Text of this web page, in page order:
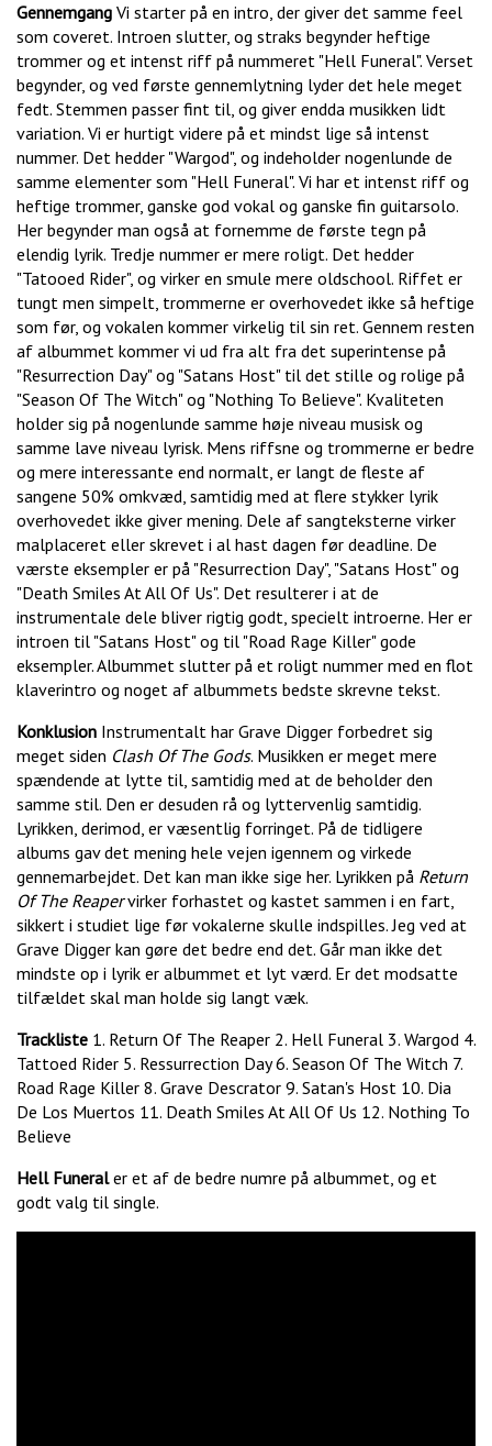
Gennemgang Vi starter på en intro, der giver det samme feel
som coveret. Introen slutter, og straks begynder heftige
trommer og et intenst riff på nummeret "Hell Funeral". Verset
begynder, og ved første gennemlytning lyder det hele meget
fedt. Stemmen passer fint til, og giver endda musikken lidt
variation. Vi er hurtigt videre på et mindst lige så intenst
nummer. Det hedder "Wargod", og indeholder nogenlunde de
samme elementer som "Hell Funeral". Vi har et intenst riff og
heftige trommer, ganske god vokal og ganske fin guitarsolo.
Her begynder man også at fornemme de første tegn på
elendig lyrik. Tredje nummer er mere roligt. Det hedder
"Tatooed Rider", og virker en smule mere oldschool. Riffet er
tungt men simpelt, trommerne er overhovedet ikke så heftige
som før, og vokalen kommer virkelig til sin ret. Gennem resten
af albummet kommer vi ud fra alt fra det superintense på
"Resurrection Day" og "Satans Host" til det stille og rolige på
"Season Of The Witch" og "Nothing To Believe". Kvaliteten
holder sig på nogenlunde samme høje niveau musisk og
samme lave niveau lyrisk. Mens riffsne og trommerne er bedre
og mere interessante end normalt, er langt de fleste af
sangene 50% omkvæd, samtidig med at flere stykker lyrik
overhovedet ikke giver mening. Dele af sangteksterne virker
malplaceret eller skrevet i al hast dagen før deadline. De
værste eksempler er på "Resurrection Day", "Satans Host" og
"Death Smiles At All Of Us". Det resulterer i at de
instrumentale dele bliver rigtig godt, specielt introerne. Her er
introen til "Satans Host" og til "Road Rage Killer" gode
eksempler. Albummet slutter på et roligt nummer med en flot
klaverintro og noget af albummets bedste skrevne tekst.
Konklusion Instrumentalt har Grave Digger forbedret sig
meget siden Clash Of The Gods. Musikken er meget mere
spændende at lytte til, samtidig med at de beholder den
samme stil. Den er desuden rå og lyttervenlig samtidig.
Lyrikken, derimod, er væsentlig forringet. På de tidligere
albums gav det mening hele vejen igennem og virkede
gennemarbejdet. Det kan man ikke sige her. Lyrikken på Return
Of The Reapervirker forhastet og kastet sammen i en fart,
sikkert i studiet lige før vokalerne skulle indspilles. Jeg ved at
Grave Digger kan gøre det bedre end det. Går man ikke det
mindste op i lyrik er albummet et lyt værd. Er det modsatte
tilfældet skal man holde sig langt væk.
Trackliste 1. Return Of The Reaper 2. Hell Funeral 3. Wargod 4.
Tattoed Rider 5. Ressurrection Day 6. Season Of The Witch 7.
Road Rage Killer 8. Grave Descrator 9. Satan's Host 10. Dia
De Los Muertos 11. Death Smiles At All Of Us 12. Nothing To
Believe
Hell Funeraler et af de bedre numre på albummet, og et
godt valg til single.